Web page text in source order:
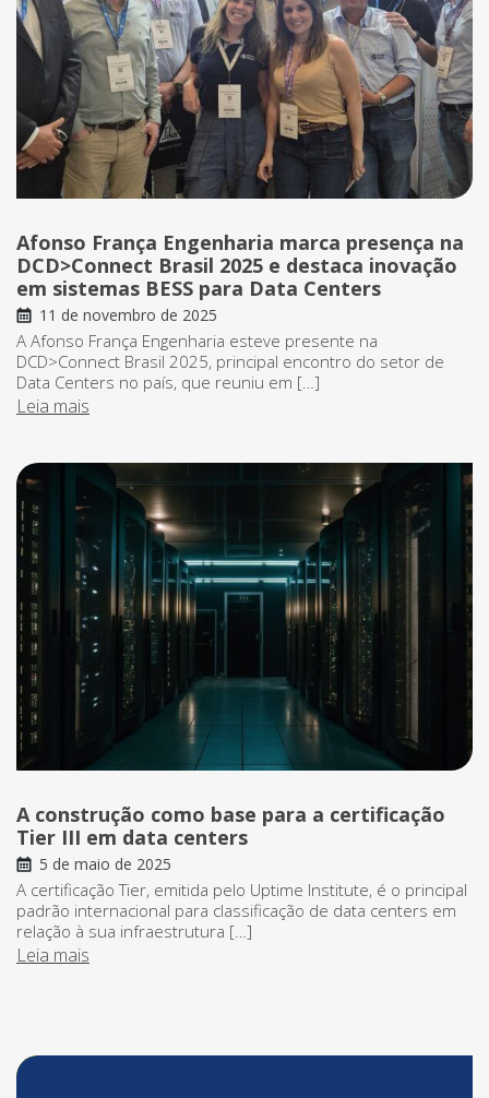
Afonso França Engenharia marca presença na
DCD>Connect Brasil 2025 e destaca inovação
em sistemas BESS para Data Centers
11 de novembro de 2025
A Afonso França Engenharia esteve presente na
DCD>Connect Brasil 2025, principal encontro do setor de
Data Centers no país, que reuniu em […]
Leia mais
A construção como base para a certificação
Tier III em data centers
5 de maio de 2025
A certificação Tier, emitida pelo Uptime Institute, é o principal
padrão internacional para classificação de data centers em
relação à sua infraestrutura […]
Leia mais